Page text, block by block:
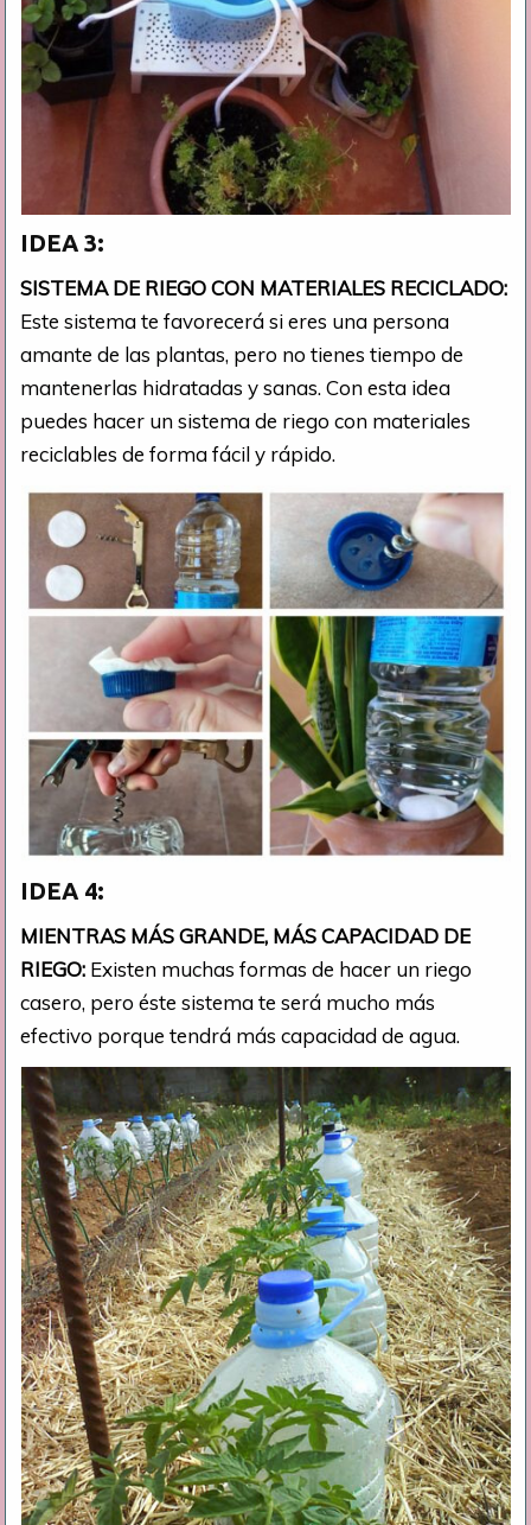
IDEA 3:
SISTEMA DE RIEGO CON MATERIALES RECICLADO:
Este sistema te favorecerá si eres una persona
amante de las plantas, pero no tienes tiempo de
mantenerlas hidratadas y sanas. Con esta idea
puedes hacer un sistema de riego con materiales
reciclables de forma fácil y rápido.
IDEA 4:
MIENTRAS MÁS GRANDE, MÁS CAPACIDAD DE
RIEGO: Existen muchas formas de hacer un riego
casero, pero éste sistema te será mucho más
efectivo porque tendrá más capacidad de agua.